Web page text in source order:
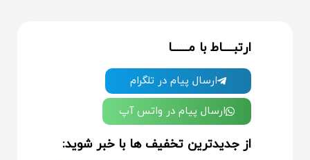
ارتبــــاط با مــــــا
ارسال پیام در تلگرام
ارسال پیام در واتس آپ
از جدیدترین تخفیف ها با خبر شوید: